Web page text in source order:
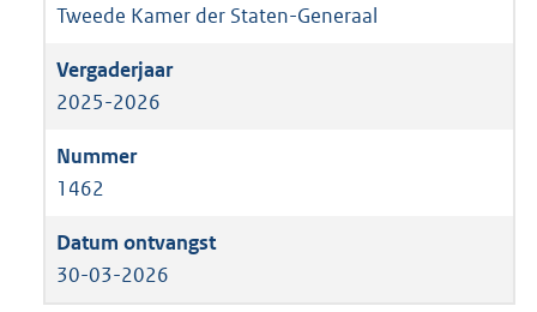
Tweede Kamer der Staten-Generaal
2025-2026
1462
30-03-2026